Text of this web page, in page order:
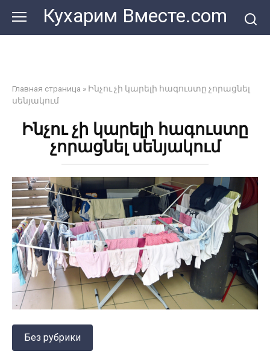
контенту
Кухарим Вместе.com
Главная страница » Ինչու չի կարելի հագուստը չորացնել
սենյակում
Ինչու չի կարելի հագուստը
չորացնել սենյակում
Без рубрики